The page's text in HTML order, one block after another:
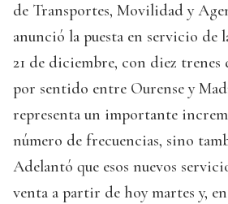
de Transportes, Movilidad y
anunció la puesta en servicio de
21 de diciembre, con diez
por sentido entre Ourense y
representa un importante
número de frecuencias, sino
Adelantó que esos nuevos
venta a partir de hoy martes y,